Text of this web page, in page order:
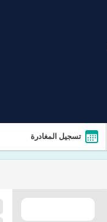
تسجيل المغادرة